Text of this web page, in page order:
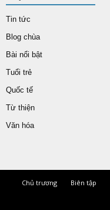
Tin tức
Blog chùa
Bài nổi bật
Tuổi trẻ
Quốc tế
Từ thiện
Văn hóa
Chủ trương Biên tập